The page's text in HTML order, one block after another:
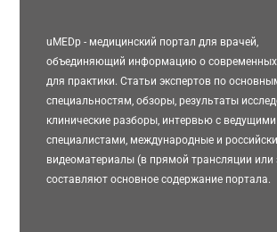
uMEDp - медицинский портал для врачей,
объединяющий информацию о
для практики. Статьи экспертов по
специальностям, обзоры, результаты
клинические разборы, интервью с ведущими
специалистами, международные и
видеоматериалы (в прямой трансляции или
составляют основное содержание портала.